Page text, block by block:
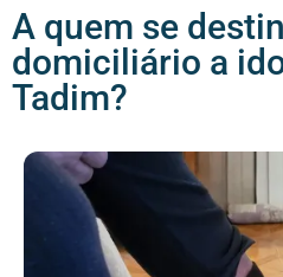
A quem se
domiciliário a
Tadim?